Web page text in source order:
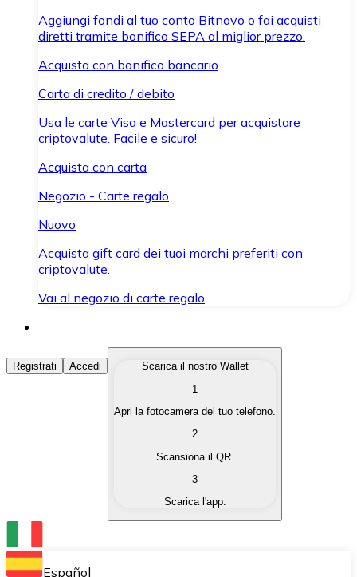
Aggiungi fondi al tuo conto Bitnovo o fai acquisti
diretti tramite bonifico SEPA al miglior prezzo.
Acquista con bonifico bancario
Carta di credito / debito
Usa le carte Visa e Mastercard per acquistare
criptovalute. Facile e sicuro!
Acquista con carta
Negozio - Carte regalo
Nuovo
Acquista gift card dei tuoi marchi preferiti con
criptovalute.
Vai al negozio di carte regalo
Acquista Criptovalute
Acquista le criptovalute che ti interessano in modo
Converti le tue criptovalute in valuta fiat quando ne
Scambia una criptovaluta con un'altra
Conserva le tue cripto in un Wallet self-custodial.
Registrati Accedi
Scarica il nostro Wallet
1
Apri la fotocamera del tuo telefono.
2
Scansiona il QR.
3
Scarica l'app.
Español